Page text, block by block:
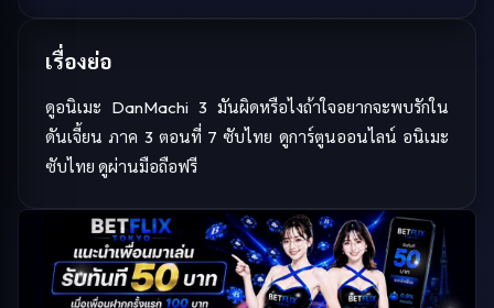
เรื่องย่อ
ดูอนิเมะ DanMachi 3 มันผิดหรือไงถ้าใจอยากจะพบรักใน
ดันเจี้ยน ภาค 3 ตอนที่ 7 ซับไทย ดูการ์ตูนออนไลน์ อนิเมะ
ซับไทย ดูผ่านมือถือฟรี